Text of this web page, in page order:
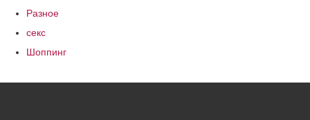
Разное
секс
Шоппинг